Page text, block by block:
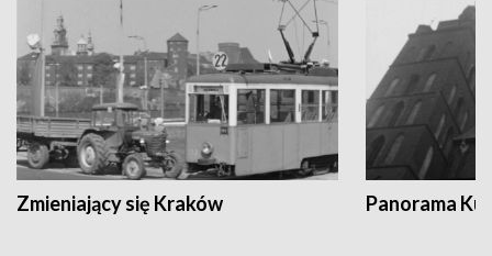
Zmieniający się Kraków Panorama